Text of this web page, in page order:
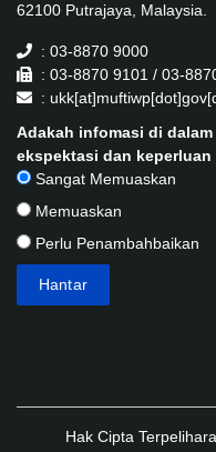
62100 Putrajaya, Malaysia.
: 03-8870 9000
: 03-8870 9101 / 03-
:
Adakah infomasi di dalam
ekspektasi dan
Sangat Memuaskan
Memuaskan
Perlu Penambahbaikan
Hak Cipta